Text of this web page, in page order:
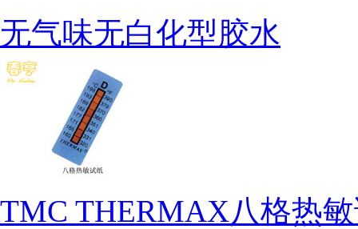
无气味无白化型胶水
TMC THERMAX八格热